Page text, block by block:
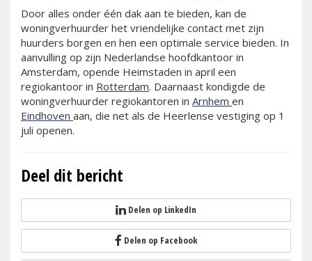
Door alles onder één dak aan te bieden, kan de
woningverhuurder het vriendelijke contact met zijn
huurders borgen en hen een optimale service bieden. In
aanvulling op zijn Nederlandse hoofdkantoor in
Amsterdam, opende Heimstaden in april een
regiokantoor in Rotterdam. Daarnaast kondigde de
woningverhuurder regiokantoren in Arnhem en
Eindhoven aan, die net als de Heerlense vestiging op 1
juli openen.
Deel dit bericht
Delen op LinkedIn
Delen op Facebook